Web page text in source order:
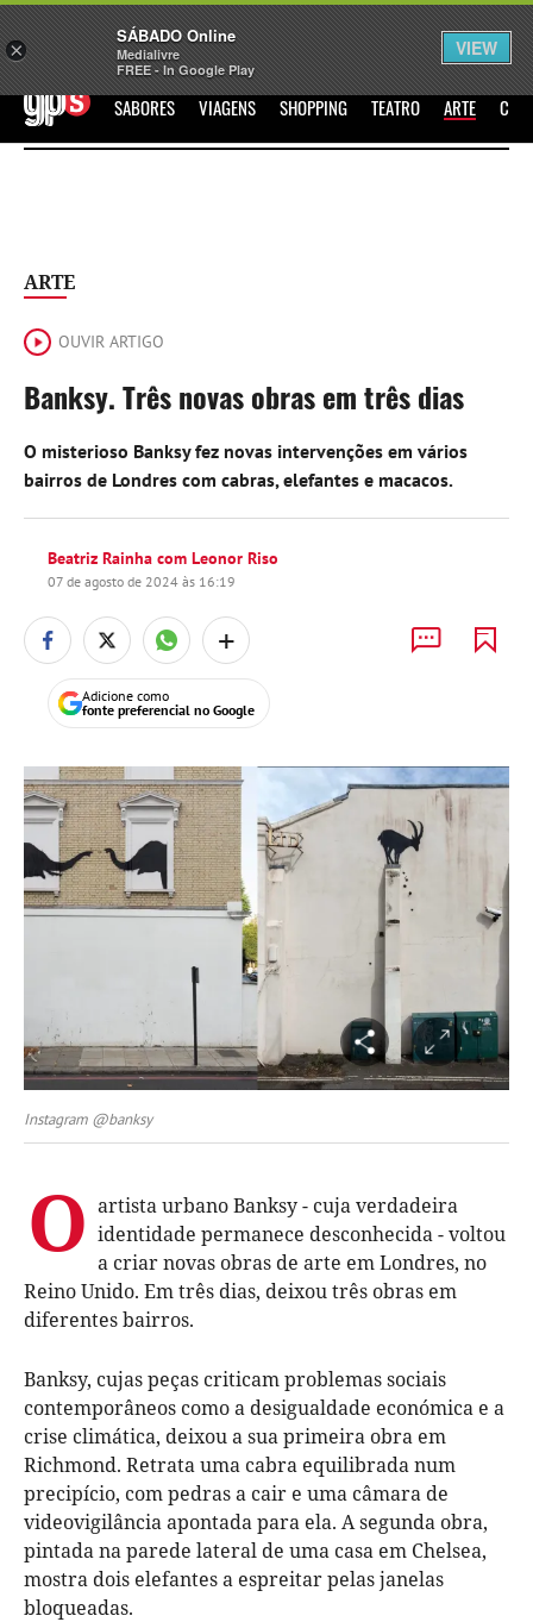
Sábado Assine Iniciar Sessão
GPS SABORES VIAGENS SHOPPING TEATRO ARTE
ARTE
OUVIR ARTIGO
Banksy. Três novas obras em três dias
O misterioso Banksy fez novas intervenções em vários
bairros de Londres com cabras, elefantes e macacos.
Beatriz Rainha com Leonor Riso
07 de agosto de 2024 às 16:19
+
Adicione como
fonte preferencial no Google
Instagram @banksy
O artista urbano Banksy - cuja verdadeira
identidade permanece desconhecida - voltou
a criar novas obras de arte em Londres, no
Reino Unido. Em três dias, deixou três obras em
diferentes bairros.
Banksy, cujas peças criticam problemas sociais
contemporâneos como a desigualdade económica e a
crise climática, deixou a sua primeira obra em
Richmond. Retrata uma cabra equilibrada num
precipício, com pedras a cair e uma câmara de
videovigilância apontada para ela. A segunda obra,
pintada na parede lateral de uma casa em Chelsea,
mostra dois elefantes a espreitar pelas janelas
bloqueadas.
×
SÁBADO Online
Medialivre
FREE - In Google Play
VIEW